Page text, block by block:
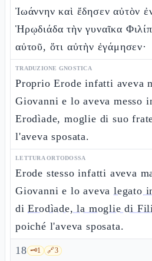
Ἰωάννην καὶ ἔδησεν αὐτὸν
Ἡρῳδιάδα τὴν γυναῖκα
αὐτοῦ, ὅτι αὐτὴν ἐγάμησεν·
TRADUZIONE GNOSTICA
Proprio Erode infatti aveva
Giovanni e lo aveva messo
Erodìade, moglie di suo
l'aveva sposata.
LETTURA ORTODOSSA
Erode stesso infatti aveva
Giovanni e lo avevalegato
diErodìade, la moglie di
poiché l'aveva sposata.
18 🗝️1 🔗3